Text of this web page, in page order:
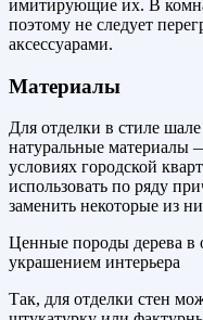
имитирующие их. В
поэтому не следует
аксессуарами.
Материалы
Для отделки в стиле
натуральные материалы
условиях городской
использовать по ряду
заменить некоторые из
Ценные породы дерева в
украшением интерьера
Так, для отделки стен